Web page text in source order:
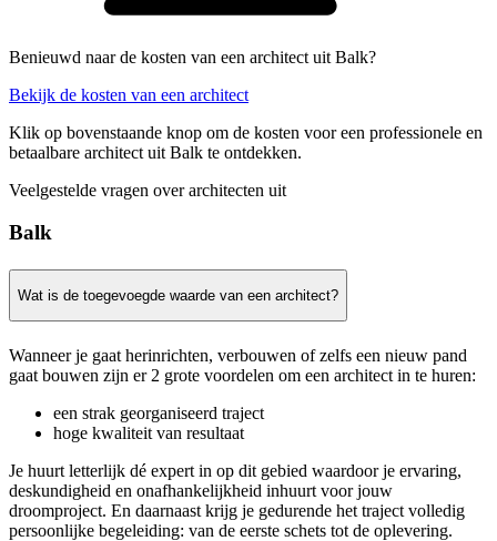
Benieuwd naar de kosten van een architect uit Balk?
Bekijk de kosten van een architect
Klik op bovenstaande knop om de kosten voor een professionele en
betaalbare architect uit Balk te ontdekken.
Veelgestelde vragen over architecten uit
Balk
Wat is de toegevoegde waarde van een architect?
Wanneer je gaat herinrichten, verbouwen of zelfs een nieuw pand
gaat bouwen zijn er 2 grote voordelen om een architect in te huren:
een strak georganiseerd traject
hoge kwaliteit van resultaat
Je huurt letterlijk dé expert in op dit gebied waardoor je ervaring,
deskundigheid en onafhankelijkheid inhuurt voor jouw
droomproject. En daarnaast krijg je gedurende het traject volledig
persoonlijke begeleiding: van de eerste schets tot de oplevering.